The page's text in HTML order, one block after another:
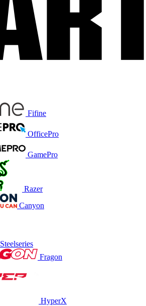
Fifine
OfficePro
GamePro
Razer
Canyon
Steelseries
Fragon
HyperX